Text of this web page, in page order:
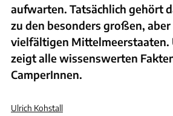
aufwarten. Tatsächlich gehört
zu den besonders großen,
vielfältigen Mittelmeerstaaten.
zeigt alle wissenswerten
CamperInnen.
Ulrich Kohstall